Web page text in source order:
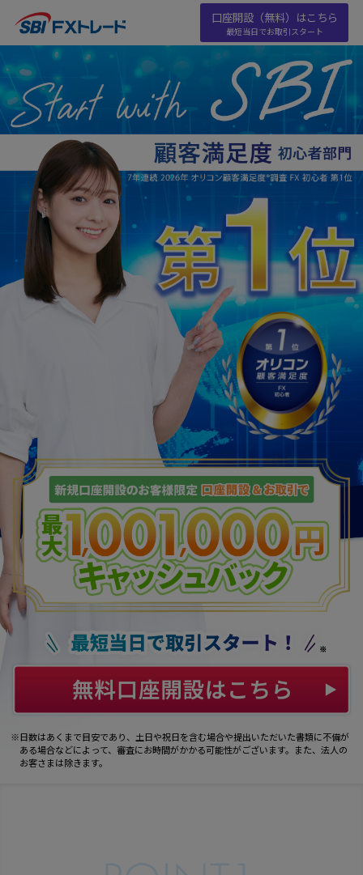
口座開設（無料）はこちら
最短当日でお取引スタート
日数はあくまで目安であり、土日や祝日を含む場合や提出いただいた書類に不備が
ある場合などによって、審査にお時間がかかる可能性がございます。また、法人の
お客さまは除きます。